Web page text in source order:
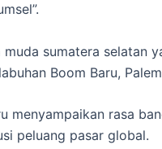
sumatera selatan
Boom Baru,
menyampaikan rasa
peluang pasar global.